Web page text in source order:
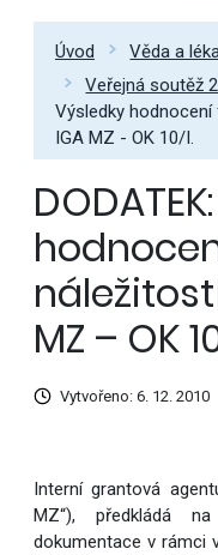
Úvod Věda a
Veřejná soutěž
Výsledky
IGA MZ - OK 10/I.
MZ – OK
Vytvořeno: 6. 12. 2010
Interní grantová
MZ“), předkládá
dokumentace v rámci